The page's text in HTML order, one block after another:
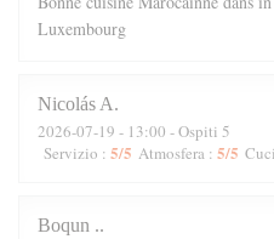
Luxembourg
Nicolás A
2026-07-19 - 13:00 - Ospiti 5
Servizio : 5/5 Atmosfera : 5/5
Boqun .